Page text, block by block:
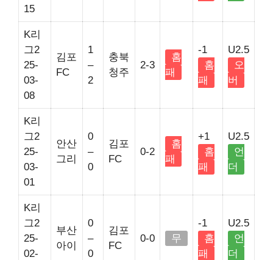
15
K리
그2
25-
03-
08
김포
FC
1
–
2
충북
청주
2-3
홈
패
-1
홈
패
U2.5
오
버
K리
그2
25-
03-
01
안산
그리
0
–
0
김포
FC
0-2
홈
패
+1
홈
패
U2.5
언
더
K리
그2
25-
02-
부산
아이
0
–
0
김포
FC
0-0 무
-1
홈
패
U2.5
언
더